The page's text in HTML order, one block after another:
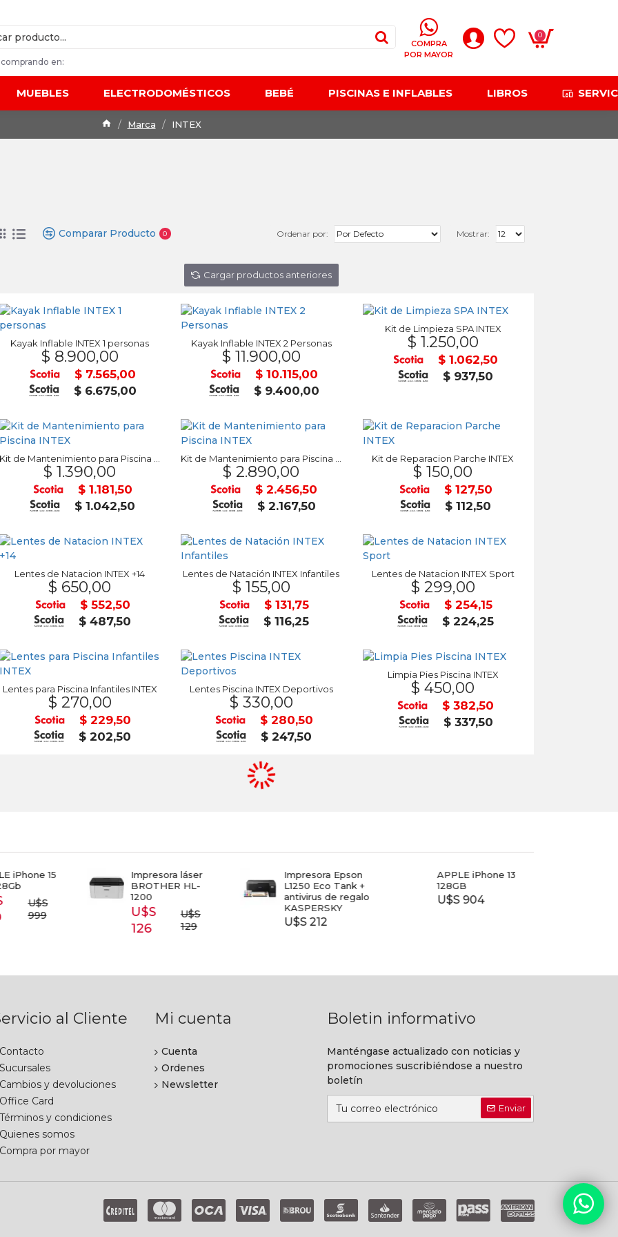
comprando en:
COMPRA
POR MAYOR
0
MUEBLES ELECTRODOMÉSTICOS BEBÉ PISCINAS E INFLABLES LIBROS
Marca INTEX
Comparar Producto 0 Ordenar por: Mostrar:
Cargar productos anteriores
Kayak Inflable INTEX 1 personas
$ 8.900,00
$ 7.565,00
$ 6.675,00
Kayak Inflable INTEX 2 Personas
$ 11.900,00
$ 10.115,00
$ 9.400,00
Kit de Limpieza SPA INTEX
$ 1.250,00
$ 1.062,50
$ 937,50
$ 1.390,00
$ 1.181,50
$ 1.042,50
$ 2.890,00
$ 2.456,50
$ 2.167,50
Kit de Reparacion Parche INTEX
$ 150,00
$ 127,50
$ 112,50
Lentes de Natacion INTEX +14
$ 650,00
$ 552,50
$ 487,50
Lentes de Natación INTEX Infantiles
$ 155,00
$ 131,75
$ 116,25
Lentes de Natacion INTEX Sport
$ 299,00
$ 254,15
$ 224,25
Lentes para Piscina Infantiles INTEX
$ 270,00
$ 229,50
$ 202,50
Lentes Piscina INTEX Deportivos
$ 330,00
$ 280,50
$ 247,50
Limpia Pies Piscina INTEX
$ 450,00
$ 382,50
$ 337,50
iPhone 15
U$S
999
Impresora láser
BROTHER HL-
1200
U$S
126
U$S
129
Impresora Epson
L1250 Eco Tank +
antivirus de regalo
KASPERSKY
U$S 212
APPLE iPhone 13
128GB
U$S 904
al Cliente
Contacto
Sucursales
Cambios y devoluciones
Office Card
Términos y condiciones
Quienes somos
Compra por mayor
Mi cuenta
Cuenta
Ordenes
Newsletter
Boletin informativo
Manténgase actualizado con noticias y
promociones suscribiéndose a nuestro
boletín
Enviar